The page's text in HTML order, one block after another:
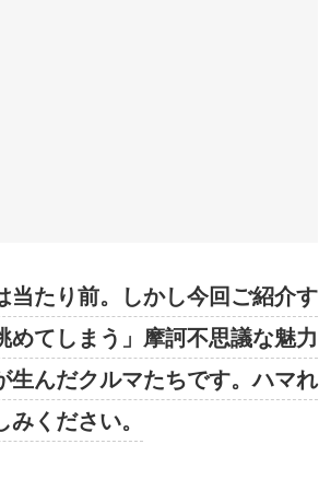
当たり前。しかし今回ご紹介す
てしまう」摩訶不思議な魅力
生んだクルマたちです。ハマれ
ください。